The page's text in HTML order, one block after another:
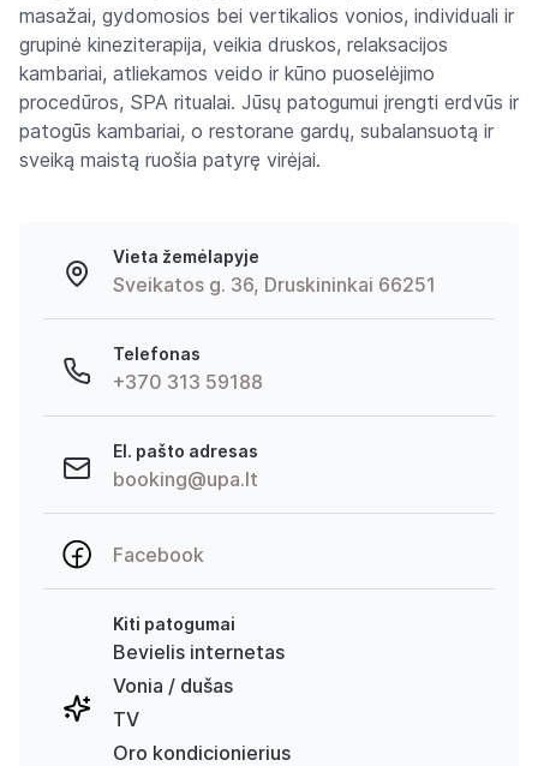
masažai, gydomosios bei vertikalios vonios, individuali ir
grupinė kineziterapija, veikia druskos, relaksacijos
kambariai, atliekamos veido ir kūno puoselėjimo
procedūros, SPA ritualai. Jūsų patogumui įrengti erdvūs ir
patogūs kambariai, o restorane gardų, subalansuotą ir
sveiką maistą ruošia patyrę virėjai.
Vieta žemėlapyje
Sveikatos g. 36, Druskininkai 66251
Telefonas
+370 313 59188
El. pašto adresas
booking@upa.lt
Facebook
Kiti patogumai
Bevielis internetas
Vonia / dušas
TV
Oro kondicionierius